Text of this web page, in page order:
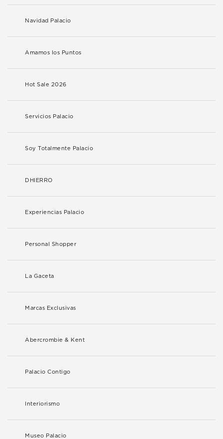
Navidad Palacio
Amamos los Puntos
Hot Sale 2026
Servicios Palacio
Soy Totalmente Palacio
DHIERRO
Experiencias Palacio
Personal Shopper
La Gaceta
Marcas Exclusivas
Abercrombie & Kent
Palacio Contigo
Interiorismo
Museo Palacio